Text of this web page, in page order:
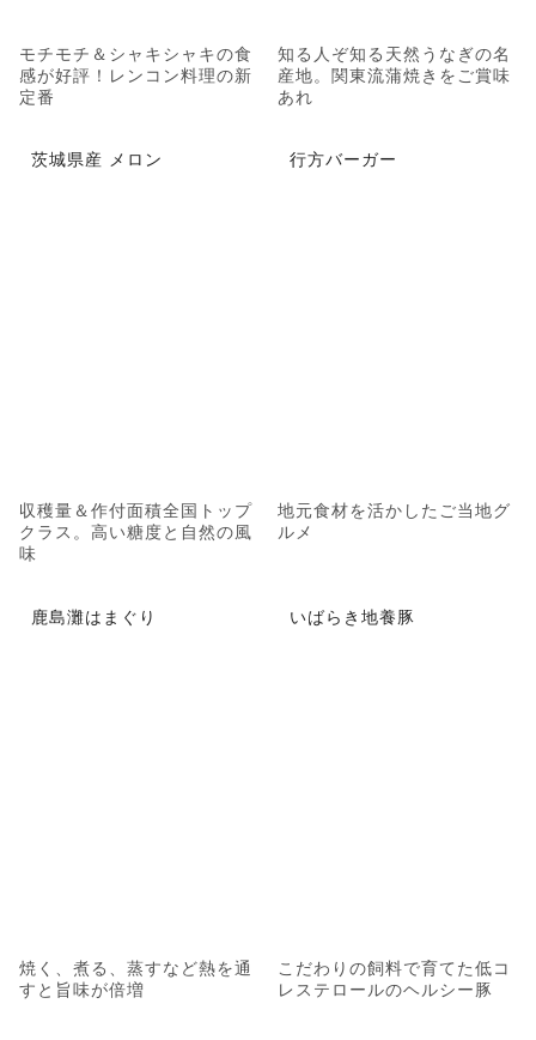
モチモチ＆シャキシャキの食
感が好評！レンコン料理の新
定番
知る人ぞ知る天然うなぎの名
産地。関東流蒲焼きをご賞味
あれ
茨城県産 メロン
収穫量＆作付面積全国トップ
クラス。高い糖度と自然の風
味
行方バーガー
地元食材を活かしたご当地グ
ルメ
鹿島灘はまぐり
焼く、煮る、蒸すなど熱を通
すと旨味が倍増
いばらき地養豚
こだわりの飼料で育てた低コ
レステロールのヘルシー豚